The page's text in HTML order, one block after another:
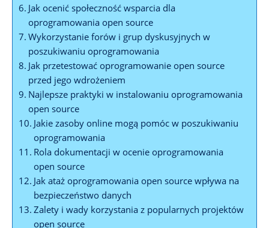
Jak ocenić społeczność wsparcia dla
oprogramowania open source
Wykorzystanie forów i grup dyskusyjnych w
poszukiwaniu oprogramowania
Jak przetestować oprogramowanie open source
przed jego wdrożeniem
Najlepsze praktyki w instalowaniu oprogramowania
open source
Jakie zasoby online mogą pomóc w poszukiwaniu
oprogramowania
Rola dokumentacji w ocenie oprogramowania
open source
Jak ataż oprogramowania open source wpływa na
bezpieczeństwo danych
Zalety i wady korzystania z popularnych projektów
open source